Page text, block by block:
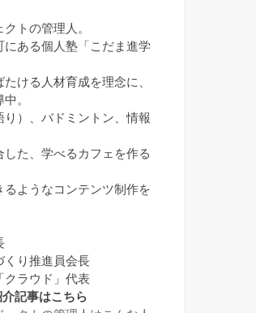
トの管理人。
ある個人塾「こだま進学
ける人材育成を理念に、
。
り）、バドミントン、情報
た、学べるカフェを作る
ようなコンテンツ制作を
くり推進員会長
クラウド」代表
記事はこちら